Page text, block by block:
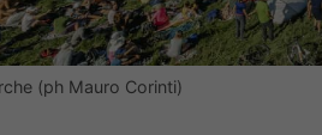
(ph Mauro Corinti)